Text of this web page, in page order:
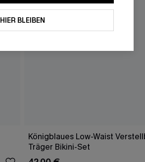
Königblaues Low-Waist
Träger Bikini-Set
HIER BLEIBEN